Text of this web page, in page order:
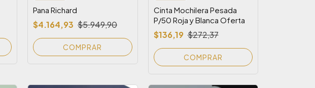
Pana Richard
$4.164,93 $5.949,90
COMPRAR
Cinta Mochilera Pesada
P/50 Roja y Blanca Oferta
$136,19 $272,37